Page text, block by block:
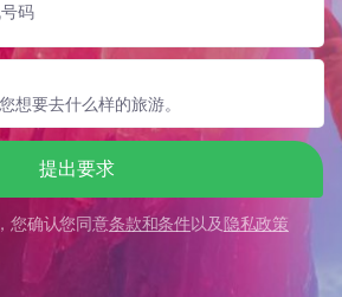
码
提出要求
您确认您同意条款和条件以及 隐私政策